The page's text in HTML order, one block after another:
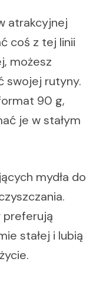
atrakcyjnej
coś z tej linii
możesz
swojej rutyny.
90 g,
je w stałym
mydła do
preferują
stałej i lubią